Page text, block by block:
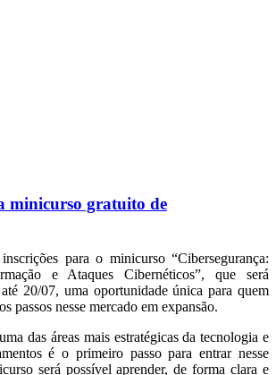
minicurso gratuito de
para o minicurso “Cibersegurança:
e Ataques Cibernéticos”, que será
20/07, uma oportunidade única para quem
passos nesse mercado em expansão.
das áreas mais estratégicas da tecnologia e
é o primeiro passo para entrar nesse
será possível aprender, de forma clara e